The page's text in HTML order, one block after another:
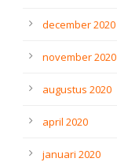
december 2020
november 2020
augustus 2020
april 2020
januari 2020